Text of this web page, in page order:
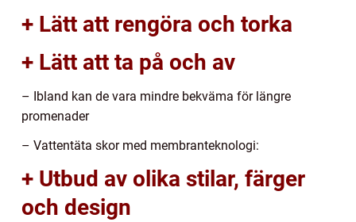
+ Lätt att rengöra och torka
+ Lätt att ta på och av
– Ibland kan de vara mindre bekväma för längre
promenader
– Vattentäta skor med membranteknologi:
+ Utbud av olika stilar, färger
och design